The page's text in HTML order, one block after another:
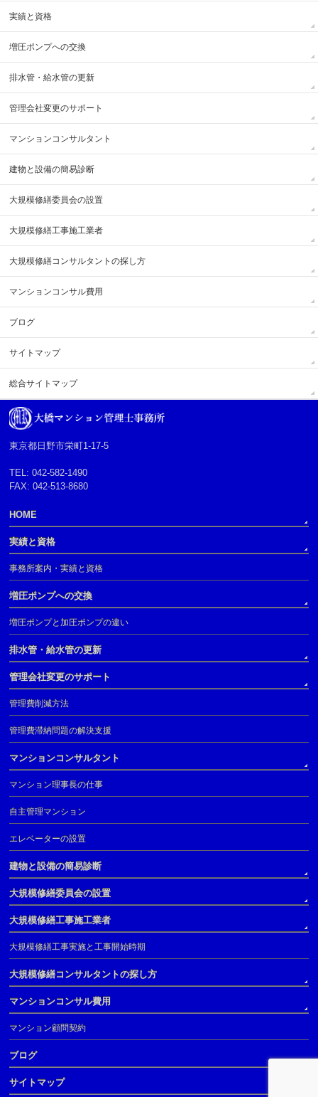
実績と資格
増圧ポンプへの交換
排水管・給水管の更新
管理会社変更のサポート
マンションコンサルタント
建物と設備の簡易診断
大規模修繕委員会の設置
大規模修繕工事施工業者
大規模修繕コンサルタントの探し方
マンションコンサル費用
ブログ
サイトマップ
総合サイトマップ
東京都日野市栄町1-17-5
TEL: 042-582-1490
FAX: 042-513-8680
HOME
実績と資格
事務所案内・実績と資格
増圧ポンプへの交換
増圧ポンプと加圧ポンプの違い
排水管・給水管の更新
管理会社変更のサポート
管理費削減方法
管理費滞納問題の解決支援
マンションコンサルタント
マンション理事長の仕事
自主管理マンション
エレベーターの設置
建物と設備の簡易診断
大規模修繕委員会の設置
大規模修繕工事施工業者
大規模修繕工事実施と工事開始時期
大規模修繕コンサルタントの探し方
マンションコンサル費用
マンション顧問契約
ブログ
サイトマップ